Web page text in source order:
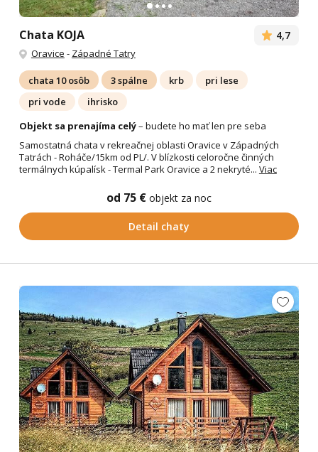
Chata KOJA 4,7
Oravice - Západné Tatry
chata 10 osôb 3 spálne krb
pri lese
pri vode
ihrisko
Objekt sa prenajíma celý– budete ho mať len pre seba
Samostatná chata v rekreačnej oblasti Oravice v Západných
Tatrách - Roháče/15km od PL/. V blízkosti celoročne činných
termálnych kúpalísk - Termal Park Oravice a 2 nekryté... Viac
od 75 € objekt za noc
Detail chaty